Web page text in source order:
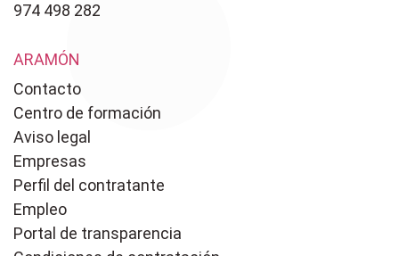
974 498 282
ARAMÓN
Contacto
Centro de formación
Aviso legal
Empresas
Perfil del contratante
Empleo
Portal de transparencia